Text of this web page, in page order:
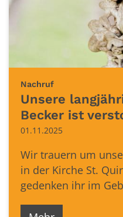
Nachruf:
Unsere
Becker ist
01.11.2025
Wir trauern um
in der Kirche St.
gedenken ihr im